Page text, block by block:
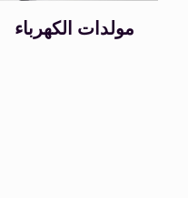
مولدات الكهرباء